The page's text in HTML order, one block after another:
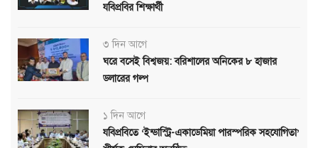
যবিপ্রবির শিক্ষার্থী
৩ দিন আগে
ঘরে বসেই বিশ্বজয়: বরিশালের অনিকের ৮ হাজার
ডলারের গল্প
১ দিন আগে
যবিপ্রবিতে ‘ইন্ডাস্ট্রি-একাডেমিয়া পারস্পরিক সহযোগিতা’